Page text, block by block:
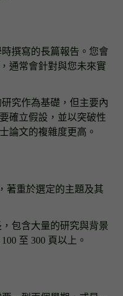
撰寫的長篇報告。您會
通常會針對與您未來實
究作為基礎，但主要內
確立假設，並以突破性
論文的複雜度更高。
著重於選定的主題及其
包含大量的研究與背景
至 300 頁以上。